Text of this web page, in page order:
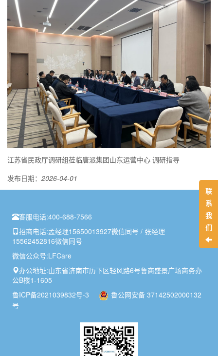
江苏省民政厅调研组莅临唐派集团山东运营中心 调研指导
发布日期： 2026-04-01
客服电话:400-688-7566
招商电话:孟经理15650013927微信同号 / 张经理
15562452816微信同号
微信公众号:LFCare
办公地址:山东省济南市历下区轻风路6号鲁商盛景广场商务办
公B楼1-1605
鲁ICP备2021039832号-3
鲁公网安备 37142502000132
号
联
系
我
们